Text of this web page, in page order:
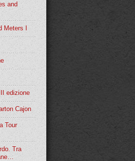
and
Meters I
edizione
Cajon
Tour
Tra